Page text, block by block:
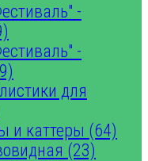
-
-
для
и каттеры (64)
(23)